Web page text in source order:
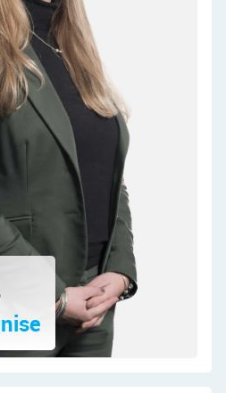
voortuin bereik je de
deze woning. Na
in een fraai
Vanuit hier heb je toegang
moderne toiletruimte met
de trap naar boven
ligt een nette vloer. Het
en de openslaande
zorgen hier voor
Via de woonkamer heb je
trapkast.
woning bevindt zich de
uit een keukenblok in
kastenwand die in de muur